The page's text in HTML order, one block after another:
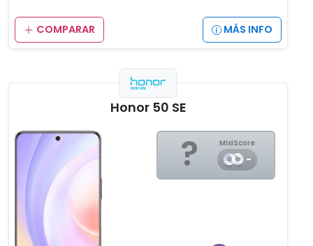
COMPARAR MÁS INFO
Honor 50 SE
? MixiScore
-